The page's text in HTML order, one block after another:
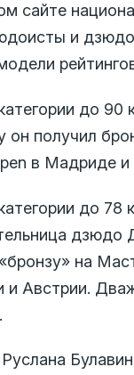
сайте
и
до 90
он получил
в Мадриде
до 78
дзюдо
на
и Австрии.